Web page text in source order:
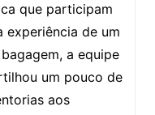
que participam
experiência de um
a equipe
um pouco de
aos